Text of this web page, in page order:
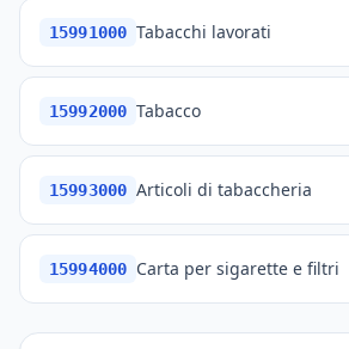
15991000 Tabacchi lavorati
15992000 Tabacco
15993000 Articoli di tabaccheria
15994000 Carta per sigarette e filtri